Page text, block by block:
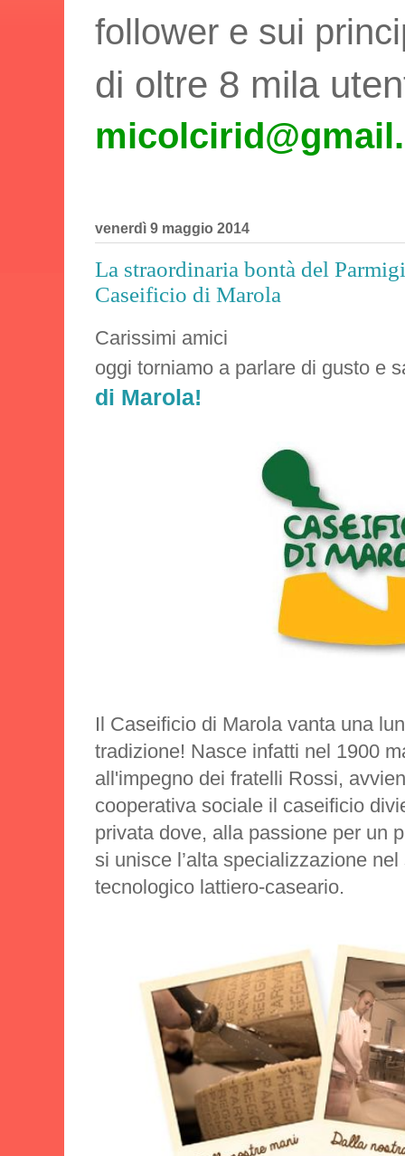
follower e sui
di oltre 8 mila
venerdì 9 maggio 2014
La straordinaria bontà del
Caseificio di Marola
Carissimi amici
oggi torniamo a parlare di gusto e
di Marola!
Il Caseificio di Marola vanta una
tradizione! Nasce infatti nel 1900
all'impegno dei fratelli Rossi,
cooperativa sociale il caseificio
privata dove, alla passione per un
si unisce l’alta specializzazione
tecnologico lattiero-caseario.